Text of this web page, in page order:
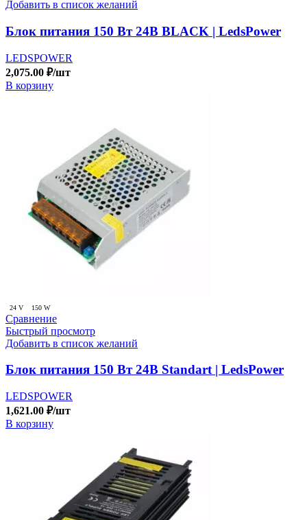
Добавить в список желаний
Блок питания 150 Вт 24В BLACK | LedsPower
LEDSPOWER
2,075.00 ₽/шт
В корзину
24 V 150 W
Сравнение
Быстрый просмотр
Добавить в список желаний
Блок питания 150 Вт 24В Standart | LedsPower
LEDSPOWER
1,621.00 ₽/шт
В корзину